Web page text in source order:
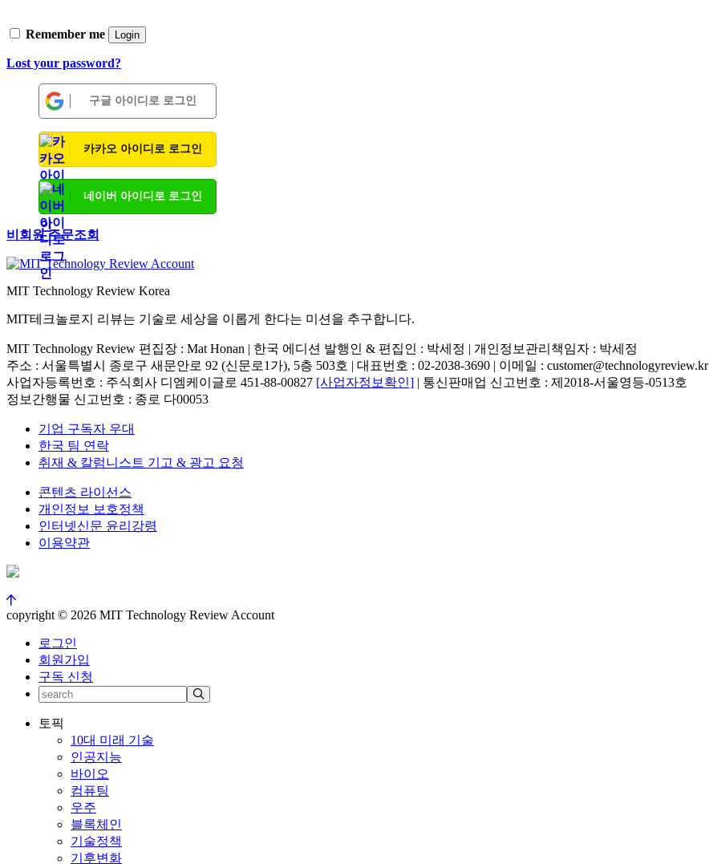
Remember me Login
Lost your password?
구글 아이디로 로그인
카카오 아이디로 로그인
네이버 아이디로 로그인
비회원 주문조회
MIT Technology Review Korea
MIT테크놀로지 리뷰는 기술로 세상을 이롭게 한다는 미션을 추구합니다.
MIT Technology Review 편집장 : Mat Honan | 한국 에디션 발행인 & 편집인 : 박세정 | 개인정보관리책임자 : 박세정
주소 : 서울특별시 종로구 새문안로 92 (신문로1가), 5층 503호 | 대표번호 : 02-2038-3690 | 이메일 : customer@technologyreview.kr
사업자등록번호 : 주식회사 디엠케이글로 451-88-00827 [사업자정보확인] | 통신판매업 신고번호 : 제2018-서울영등-0513호
정보간행물 신고번호 : 종로 다00053
기업 구독자 우대
한국 팀 연락
취재 & 칼럼니스트 기고 & 광고 요청
콘텐츠 라이선스
개인정보 보호정책
인터넷신문 윤리강령
이용약관
copyright © 2026 MIT Technology Review Account
로그인
회원가입
구독 신청
토픽
10대 미래 기술
인공지능
바이오
컴퓨팅
우주
블록체인
기술정책
기후변화